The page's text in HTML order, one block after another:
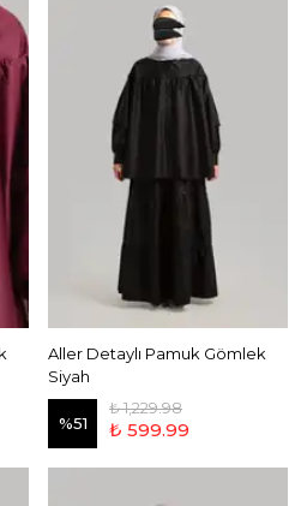
Aller Detaylı Pamuk Gömlek
Siyah
%51
₺ 1,229.98
₺ 599.99